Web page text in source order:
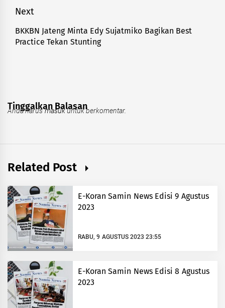
Next
Next
post:
BKKBN Jateng Minta Edy Sujatmiko Bagikan Best
Practice Tekan Stunting
Tinggalkan Balasan
Anda harusmasukuntuk berkomentar.
Related Post
E-Koran Samin News Edisi 9 Agustus
2023
RABU, 9 AGUSTUS 2023 23:55
E-Koran Samin News Edisi 8 Agustus
2023